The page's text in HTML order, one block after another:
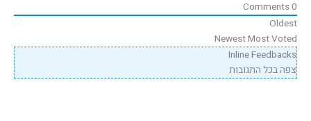
0
Oldest
NewestMost Voted
Inline Feedbacks
צפה בכל התגובות